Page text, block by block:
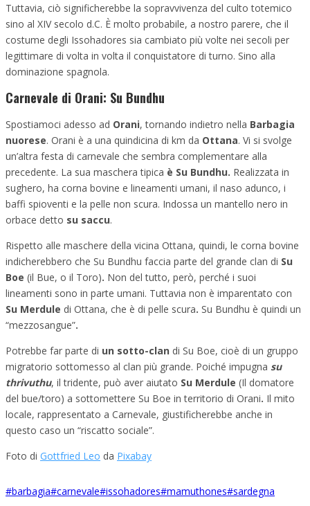
Tuttavia, ciò significherebbe la sopravvivenza del culto totemico
sino al XIV secolo d.C. È molto probabile, a nostro parere, che il
costume degli Issohadores sia cambiato più volte nei secoli per
legittimare di volta in volta il conquistatore di turno. Sino alla
dominazione spagnola.
Carnevale di Orani: Su Bundhu
Spostiamoci adesso ad Orani, tornando indietro nella Barbagia
nuorese. Orani è a una quindicina di km da Ottana. Vi si svolge
un’altra festa di carnevale che sembra complementare alla
precedente. La sua maschera tipica è Su Bundhu. Realizzata in
sughero, ha corna bovine e lineamenti umani, il naso adunco, i
baffi spioventi e la pelle non scura. Indossa un mantello nero in
orbace detto su saccu.
Rispetto alle maschere della vicina Ottana, quindi, le corna bovine
indicherebbero che Su Bundhu faccia parte del grande clan di Su
Boe (il Bue, o il Toro). Non del tutto, però, perché i suoi
lineamenti sono in parte umani. Tuttavia non è imparentato con
Su Merdule di Ottana, che è di pelle scura. Su Bundhu è quindi un
“mezzosangue”.
Potrebbe far parte di un sotto-clan di Su Boe, cioè di un gruppo
migratorio sottomesso al clan più grande. Poiché impugna su
thrivuthu, il tridente, può aver aiutato Su Merdule (Il domatore
del bue/toro) a sottomettere Su Boe in territorio di Orani. Il mito
locale, rappresentato a Carnevale, giustificherebbe anche in
questo caso un “riscatto sociale”.
Foto di Gottfried Leo da Pixabay
#barbagia#carnevale#issohadores#mamuthones#sardegna